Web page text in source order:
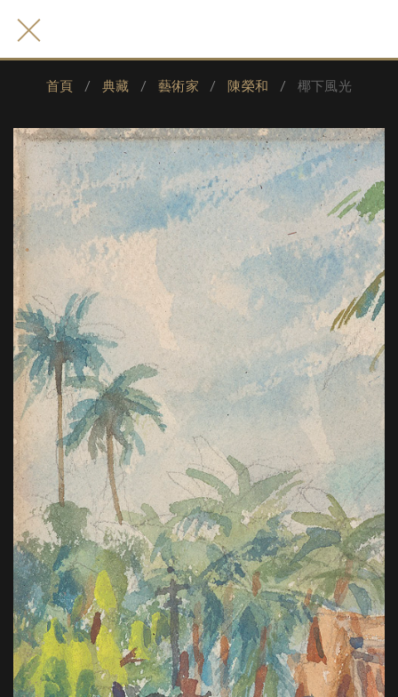
首頁 典藏 藝術家 陳榮和 椰下風光